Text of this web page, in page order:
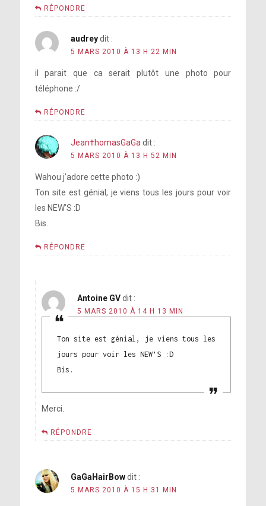
RÉPONDRE
audrey dit :
5 MARS 2010 À 13 H 22 MIN
il parait que ca serait plutôt une photo pour
téléphone :/
RÉPONDRE
Jean†homasGaGa dit :
5 MARS 2010 À 13 H 52 MIN
Wahou j’adore cette photo :)
Ton site est génial, je viens tous les jours pour voir
les NEW’S :D
Bis.
RÉPONDRE
Antoine GV dit :
5 MARS 2010 À 14 H 13 MIN
Ton site est génial, je viens tous les
jours pour voir les NEW’S :D
Bis.
Merci.
RÉPONDRE
GaGaHairBow dit :
5 MARS 2010 À 15 H 31 MIN